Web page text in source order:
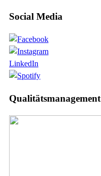
Social Media
LinkedIn
Qualitätsmanagement